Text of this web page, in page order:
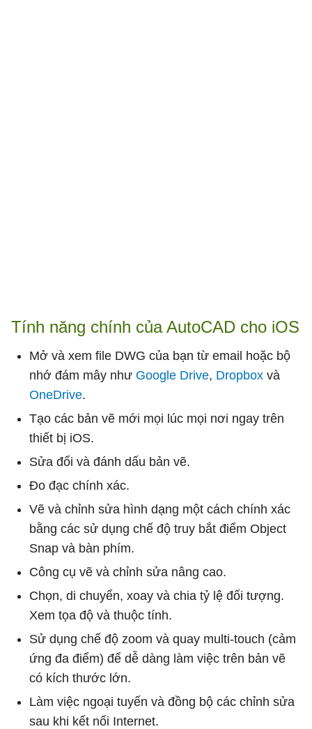
Tính năng chính của AutoCAD cho iOS
Mở và xem file DWG của bạn từ email hoặc bộ
nhớ đám mây như Google Drive, Dropbox và
OneDrive.
Tạo các bản vẽ mới mọi lúc mọi nơi ngay trên
thiết bị iOS.
Sửa đổi và đánh dấu bản vẽ.
Đo đạc chính xác.
Vẽ và chỉnh sửa hình dạng một cách chính xác
bằng các sử dụng chế độ truy bắt điểm Object
Snap và bàn phím.
Công cụ vẽ và chỉnh sửa nâng cao.
Chọn, di chuyển, xoay và chia tỷ lệ đối tượng.
Xem tọa độ và thuộc tính.
Sử dụng chế độ zoom và quay multi-touch (cảm
ứng đa điểm) để dễ dàng làm việc trên bản vẽ
có kích thước lớn.
Làm việc ngoại tuyến và đồng bộ các chỉnh sửa
sau khi kết nối Internet.